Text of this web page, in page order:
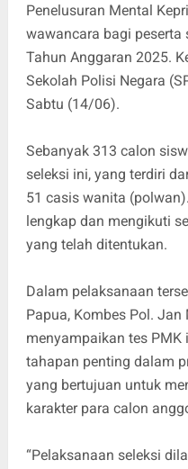
Penelusuran Mental
wawancara bagi peserta
Tahun Anggaran 2025.
Sekolah Polisi Negara
Sabtu (14/06).
Sebanyak 313 calon
seleksi ini, yang terdiri
51 casis wanita
lengkap dan mengikuti
yang telah ditentukan.
Dalam pelaksanaan
Papua, Kombes Pol. Jan
menyampaikan tes
tahapan penting dalam
yang bertujuan untuk
karakter para calon
“Pelaksanaan seleksi